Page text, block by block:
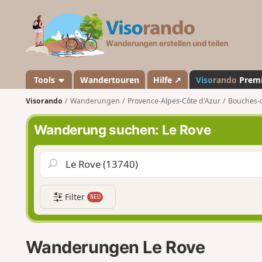
a
n
d
o
Tools Wandertouren Hilfe ↗ Visorando
Visorando Wanderungen Provence-Alpes-Côte d'Azur
Wanderung suchen: Le Rove
Filter NEU
Wanderungen Le Rove